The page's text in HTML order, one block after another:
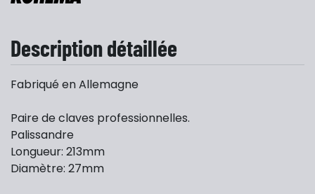
Description détaillée
Fabriqué en Allemagne
Paire de claves professionnelles.
Palissandre
Longueur: 213mm
Diamètre: 27mm